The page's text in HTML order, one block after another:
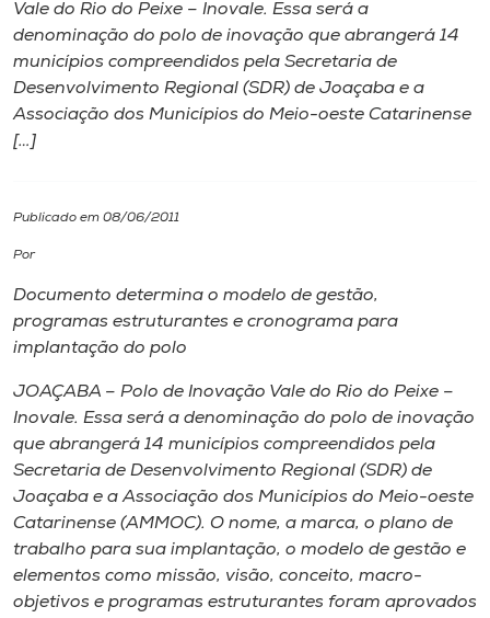
Internacionalização
I.nova
Cultura
CPA
Biblioteca
Editora
Rádio
Museu
Vale do Rio do Peixe – Inovale. Essa será a
denominação do polo de inovação que abrangerá 14
municípios compreendidos pela Secretaria de
Desenvolvimento Regional (SDR) de Joaçaba e a
Associação dos Municípios do Meio-oeste Catarinense
[…]
Publicado em 08/06/2011
Por
Documento determina o modelo de gestão,
programas estruturantes e cronograma para
implantação do polo
JOAÇABA – Polo de Inovação Vale do Rio do Peixe –
Inovale. Essa será a denominação do polo de inovação
que abrangerá 14 municípios compreendidos pela
Secretaria de Desenvolvimento Regional (SDR) de
Joaçaba e a Associação dos Municípios do Meio-oeste
Catarinense (AMMOC). O nome, a marca, o plano de
trabalho para sua implantação, o modelo de gestão e
elementos como missão, visão, conceito, macro-
objetivos e programas estruturantes foram aprovados